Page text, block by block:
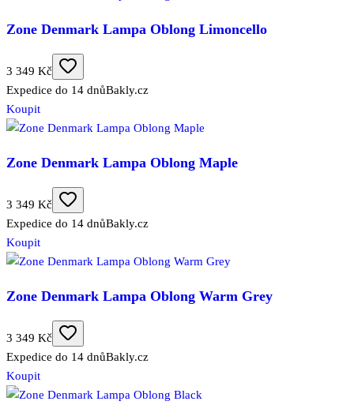
Zone Denmark Lampa Oblong Limoncello
3 349 Kč
Expedice do 14 dnůBakly.cz
Koupit
Zone Denmark Lampa Oblong Maple
3 349 Kč
Expedice do 14 dnůBakly.cz
Koupit
Zone Denmark Lampa Oblong Warm Grey
3 349 Kč
Expedice do 14 dnůBakly.cz
Koupit